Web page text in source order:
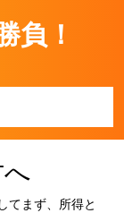
負！
てまず、所得と